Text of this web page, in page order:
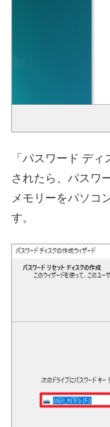
「パスワード デ
されたら、パスワ
メモリーをパソコ
す。